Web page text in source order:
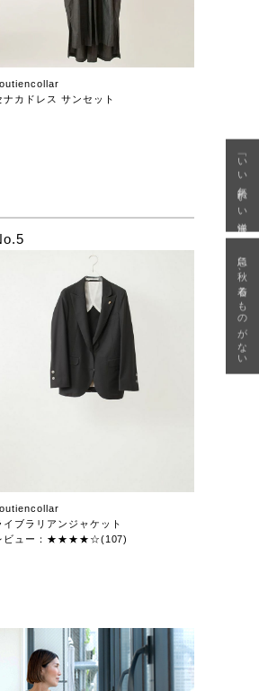
ナカドレス サンセット
イブラリアンジャケット
ビュー：★★★★☆(107)
「いい年齢 いい洋服」
急に秋、着るものがない